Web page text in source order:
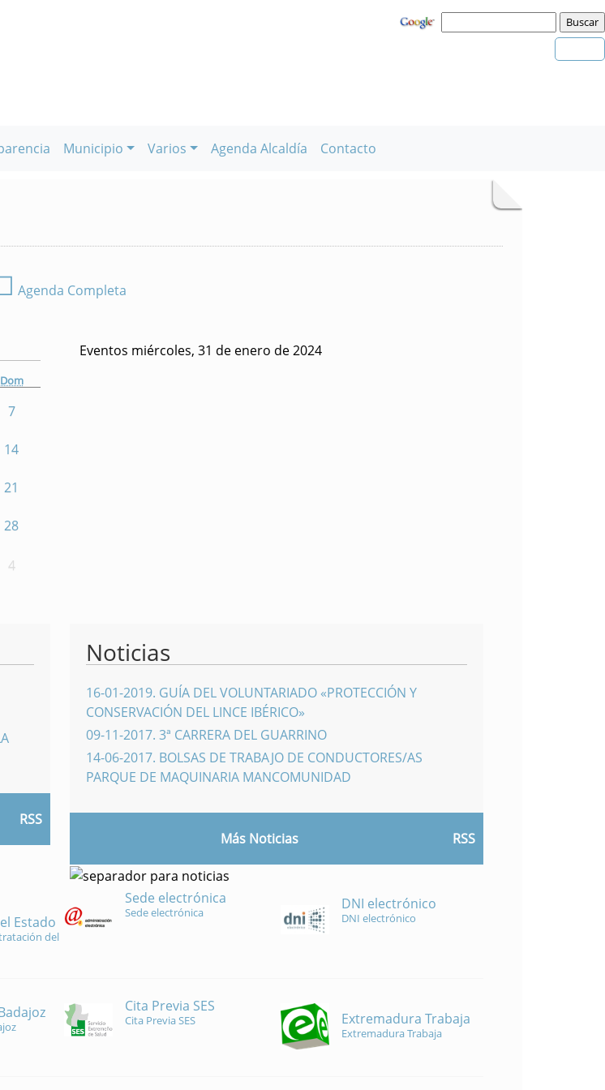
Municipio Varios Agenda Alcaldía Contacto
Agenda Completa
Dom
7
14
21
28
4
Eventos miércoles, 31 de enero de 2024
RSS
Noticias
16-01-2019. GUÍA DEL VOLUNTARIADO «PROTECCIÓN Y
CONSERVACIÓN DEL LINCE IBÉRICO»
09-11-2017. 3ª CARRERA DEL GUARRINO
14-06-2017. BOLSAS DE TRABAJO DE CONDUCTORES/AS
PARQUE DE MAQUINARIA MANCOMUNIDAD
Más Noticias RSS
Estado
del
Sede electrónica
Sede electrónica DNI electrónico
DNI electrónico
Cita Previa SES
Cita Previa SES Extremadura Trabaja
Extremadura Trabaja